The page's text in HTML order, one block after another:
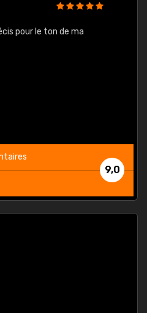
pour le ton de ma
9,0